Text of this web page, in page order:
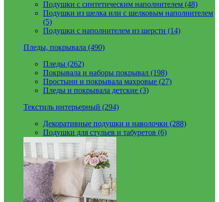
Подушки с синтетическим наполнителем (48)
Подушки из шелка или с шелковым наполнителем
(5)
Подушки с наполнителем из шерсти (14)
Пледы, покрывала (490)
Пледы (262)
Покрывала и наборы покрывал (198)
Простыни и покрывала махровые (27)
Пледы и покрывала детские (3)
Текстиль интерьерный (294)
Декоративные подушки и наволочки (288)
Подушки для стульев и табуретов (6)